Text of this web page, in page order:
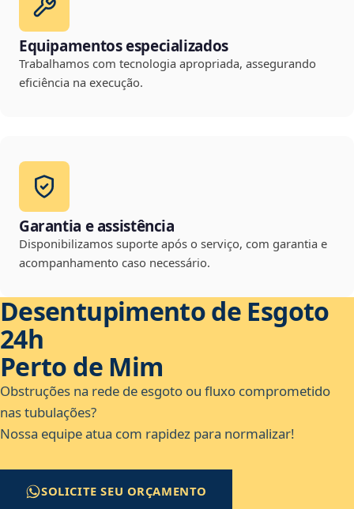
Equipamentos especializados
Trabalhamos com tecnologia apropriada, assegurando
eficiência na execução.
Garantia e assistência
Disponibilizamos suporte após o serviço, com garantia e
acompanhamento caso necessário.
Desentupimento de Esgoto
24h
Perto de Mim
Obstruções na rede de esgoto ou fluxo comprometido
nas tubulações?
Nossa equipe atua com rapidez para normalizar!
SOLICITE SEU ORÇAMENTO